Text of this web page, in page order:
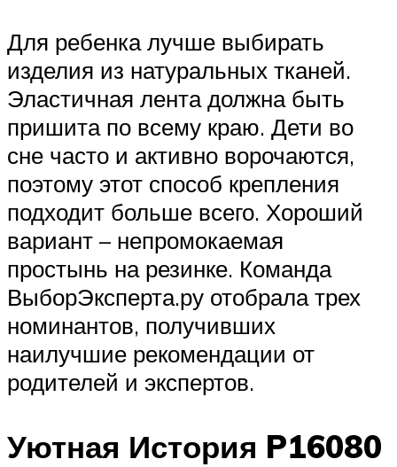
Для ребенка лучше выбирать
изделия из натуральных тканей.
Эластичная лента должна быть
пришита по всему краю. Дети во
сне часто и активно ворочаются,
поэтому этот способ крепления
подходит больше всего. Хороший
вариант – непромокаемая
простынь на резинке. Команда
ВыборЭксперта.ру отобрала трех
номинантов, получивших
наилучшие рекомендации от
родителей и экспертов.
Уютная История P16080